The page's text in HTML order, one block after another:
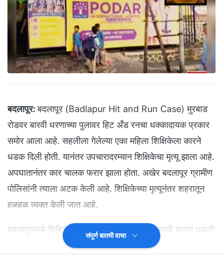
बदलापूर: बदलापूर (Badlapur Hit and Run Case) मुरबाड
रोडवर बारवी धरणाच्या पुलावर हिट अँड रनचा धक्कादायक प्रकार
समोर आला आहे. सहलीला गेलेल्या एका महिला शिक्षिकेला कारने
धडक दिली होती. यानंतर उपचारादरम्यान शिक्षिकेचा मृत्यू झाला आहे.
अपघातानंतर कार चालक फरार झाला होता. अखेर बदलापूर ग्रामीण
पोलिसांनी त्याला अटक केली आहे. शिक्षिकेच्या मृत्यूनंतर शहरातून
हळहळ व्यक्त केली जात आहे.
बदलापूरमध्ये शिक्षिकेचा हिट अँड रनमध्ये मृत्यू झाल्याची घटना घडली
आहे. या घटनेनंतर पळून गेलेल्या कार चालकाला बदलापूर ग्रामीण
संपूर्ण बातमी वाचा